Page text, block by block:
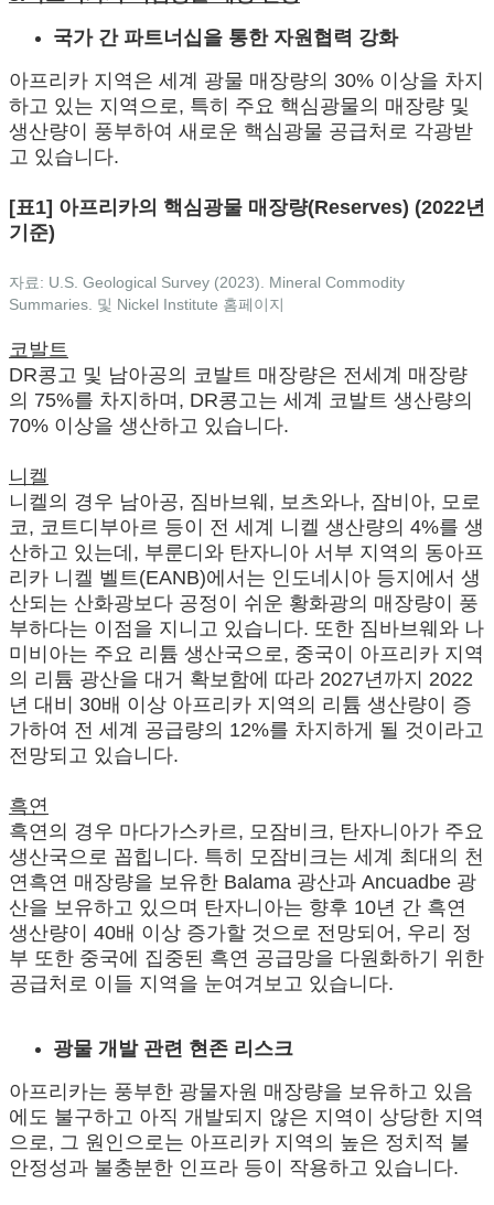
국가 간 파트너십을 통한 자원협력 강화
아프리카 지역은 세계 광물 매장량의 30% 이상을 차지
하고 있는 지역으로, 특히 주요 핵심광물의 매장량 및
생산량이 풍부하여 새로운 핵심광물 공급처로 각광받
고 있습니다.
[표1] 아프리카의 핵심광물 매장량(Reserves) (2022년
기준)
자료: U.S. Geological Survey (2023). Mineral Commodity
Summaries. 및 Nickel Institute 홈페이지
코발트
DR콩고 및 남아공의 코발트 매장량은 전세계 매장량
의 75%를 차지하며, DR콩고는 세계 코발트 생산량의
70% 이상을 생산하고 있습니다.
니켈
니켈의 경우 남아공, 짐바브웨, 보츠와나, 잠비아, 모로
코, 코트디부아르 등이 전 세계 니켈 생산량의 4%를 생
산하고 있는데, 부룬디와 탄자니아 서부 지역의 동아프
리카 니켈 벨트(EANB)에서는 인도네시아 등지에서 생
산되는 산화광보다 공정이 쉬운 황화광의 매장량이 풍
부하다는 이점을 지니고 있습니다. 또한 짐바브웨와 나
미비아는 주요 리튬 생산국으로, 중국이 아프리카 지역
의 리튬 광산을 대거 확보함에 따라 2027년까지 2022
년 대비 30배 이상 아프리카 지역의 리튬 생산량이 증
가하여 전 세계 공급량의 12%를 차지하게 될 것이라고
전망되고 있습니다.
흑연
흑연의 경우 마다가스카르, 모잠비크, 탄자니아가 주요
생산국으로 꼽힙니다. 특히 모잠비크는 세계 최대의 천
연흑연 매장량을 보유한 Balama 광산과 Ancuadbe 광
산을 보유하고 있으며 탄자니아는 향후 10년 간 흑연
생산량이 40배 이상 증가할 것으로 전망되어, 우리 정
부 또한 중국에 집중된 흑연 공급망을 다원화하기 위한
공급처로 이들 지역을 눈여겨보고 있습니다.
광물 개발 관련 현존 리스크
아프리카는 풍부한 광물자원 매장량을 보유하고 있음
에도 불구하고 아직 개발되지 않은 지역이 상당한 지역
으로, 그 원인으로는 아프리카 지역의 높은 정치적 불
안정성과 불충분한 인프라 등이 작용하고 있습니다.